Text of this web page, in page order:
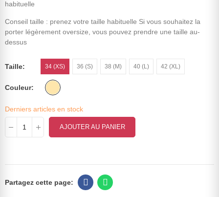
habituelle
Conseil taille : prenez votre taille habituelle Si vous souhaitez la
porter légèrement oversize, vous pouvez prendre une taille au-
dessus
Taille 34 (XS) 36 (S) 38 (M) 40 (L) 42 (XL)
Couleur
Derniers articles en stock
AJOUTER AU PANIER